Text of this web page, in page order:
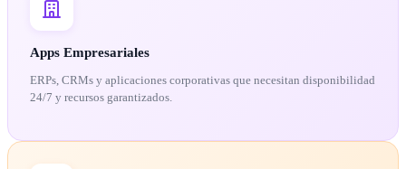
Apps Empresariales
ERPs, CRMs y aplicaciones corporativas que necesitan disponibilidad
24/7 y recursos garantizados.